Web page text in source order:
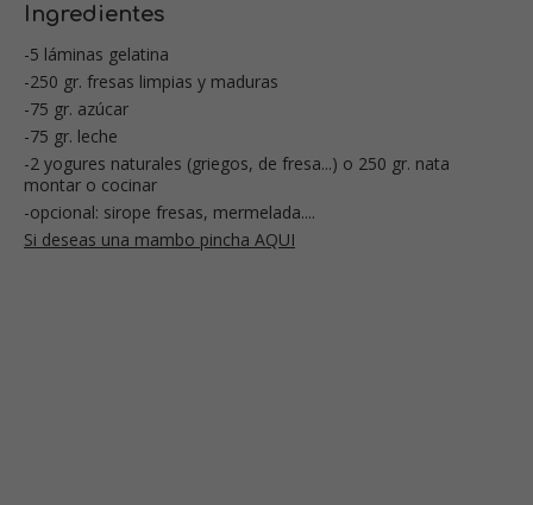
Ingredientes
-5 láminas gelatina
-250 gr. fresas limpias y maduras
-75 gr. azúcar
-75 gr. leche
-2 yogures naturales (griegos, de fresa...) o 250 gr. nata
montar o cocinar
-opcional: sirope fresas, mermelada....
Si deseas una mambo pincha AQUI